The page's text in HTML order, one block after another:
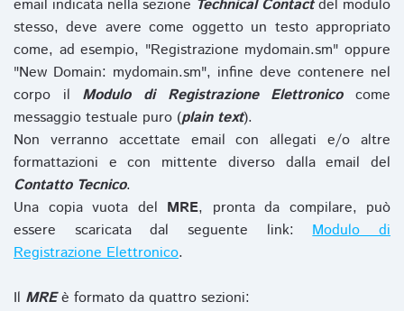
email indicata nella sezione Technical Contactdel modulo
stesso, deve avere come oggetto un testo appropriato
come, ad esempio, "Registrazione mydomain.sm" oppure
"New Domain: mydomain.sm", infine deve contenere nel
corpo il Modulo di Registrazione Elettronicocome
messaggio testuale puro (plain text).
Non verranno accettate email con allegati e/o altre
formattazioni e con mittente diverso dalla email del
Contatto Tecnico.
Una copia vuota del MRE, pronta da compilare, può
essere scaricata dal seguente link:Modulo di
Registrazione Elettronico.
Il MREè formato da quattro sezioni: